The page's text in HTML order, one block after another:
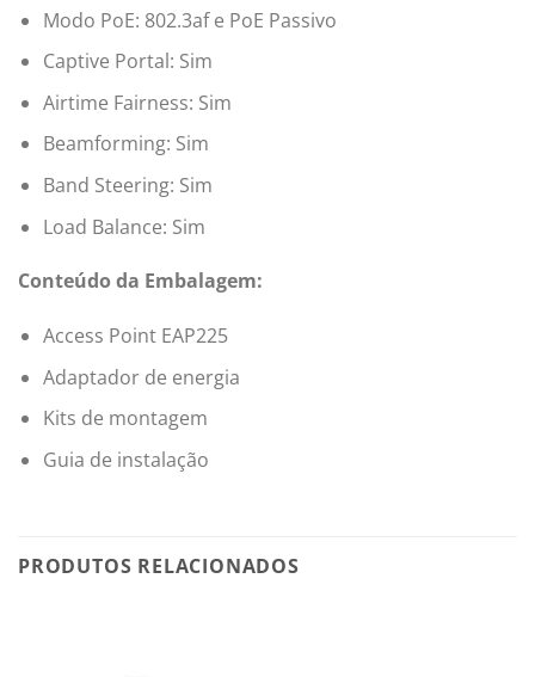
Modo PoE: 802.3af e PoE Passivo
Captive Portal: Sim
Airtime Fairness: Sim
Beamforming: Sim
Band Steering: Sim
Load Balance: Sim
Conteúdo da Embalagem:
Access Point EAP225
Adaptador de energia
Kits de montagem
Guia de instalação
PRODUTOS RELACIONADOS